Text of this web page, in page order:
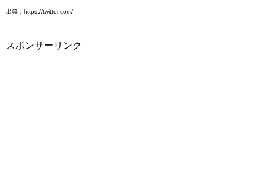
出典：https://twitter.com/
スポンサーリンク